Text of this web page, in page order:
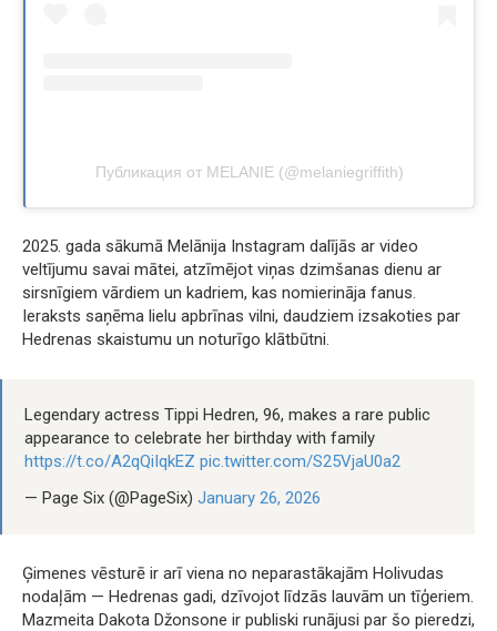
Публикация от MELANIE (@melaniegriffith)
2025. gada sākumā Melānija Instagram dalījās ar video
veltījumu savai mātei, atzīmējot viņas dzimšanas dienu ar
sirsnīgiem vārdiem un kadriem, kas nomierināja fanus.
Ieraksts saņēma lielu apbrīnas vilni, daudziem izsakoties par
Hedrenas skaistumu un noturīgo klātbūtni.
Legendary actress Tippi Hedren, 96, makes a rare public
appearance to celebrate her birthday with family
https://t.co/A2qQiIqkEZ pic.twitter.com/S25VjaU0a2
— Page Six (@PageSix) January 26, 2026
Ģimenes vēsturē ir arī viena no neparastākajām Holivudas
nodaļām — Hedrenas gadi, dzīvojot līdzās lauvām un tīģeriem.
Mazmeita Dakota Džonsone ir publiski runājusi par šo pieredzi,